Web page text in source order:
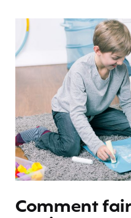
Comment